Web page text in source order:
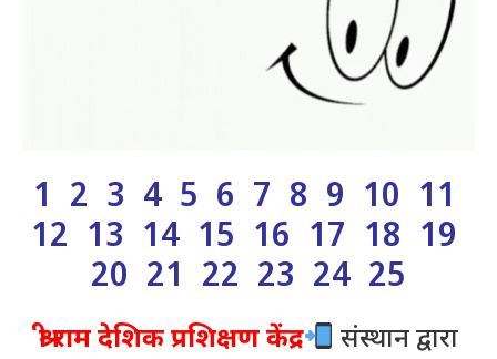
1 2 3 4 5 6 7 8 9 10 11
12 13 14 15 16 17 18 19
20 21 22 23 24 25
श्री राम देशिक प्रशिक्षण केंद्र
संस्थान द्वारा